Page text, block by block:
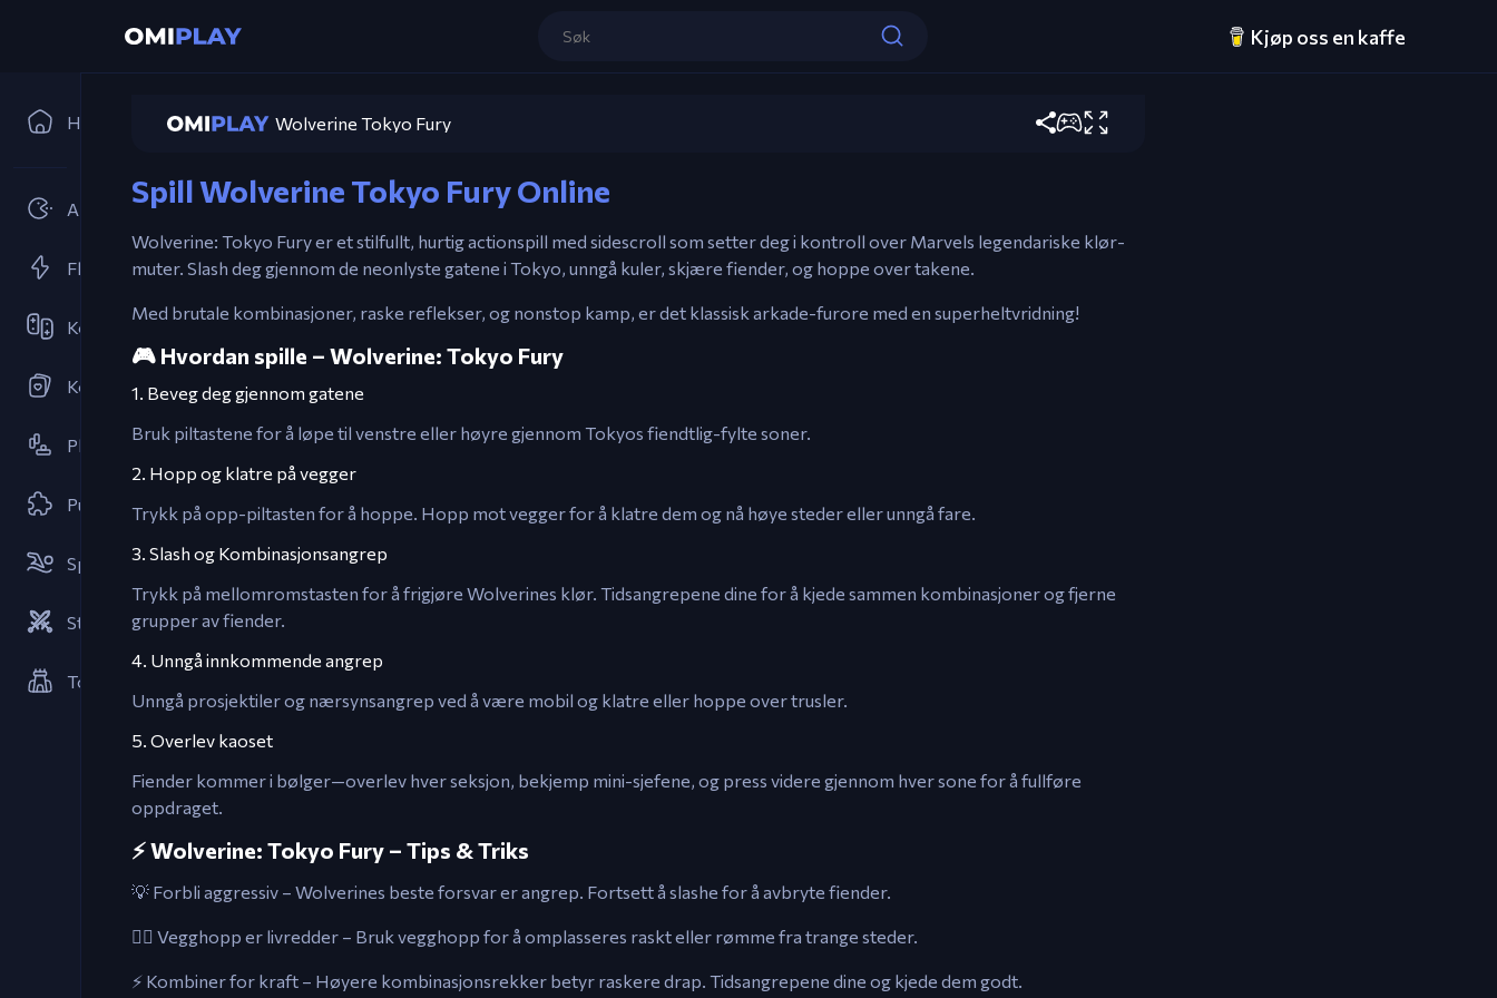
Kjøp oss en kaffe
Hjem
Arkader
Flash Spill
Kooperativ
Kortspill
Plattformspill
Puslespill
Sportspill
Strategier
Tower Defense-spill
Spill nå
Wolverine Tokyo Fury
Kontroller
Piltaster – Bevegelse
Spill Wolverine Tokyo Fury Online
Wolverine: Tokyo Fury er et stilfullt, hurtig actionspill med sidescroll som setter deg i kontroll over Marvels legendariske klør-
muter. Slash deg gjennom de neonlyste gatene i Tokyo, unngå kuler, skjære fiender, og hoppe over takene.
Med brutale kombinasjoner, raske reflekser, og nonstop kamp, er det klassisk arkade-furore med en superheltvridning!
🎮 Hvordan spille – Wolverine: Tokyo Fury
1. Beveg deg gjennom gatene
Bruk piltastene for å løpe til venstre eller høyre gjennom Tokyos fiendtlig-fylte soner.
2. Hopp og klatre på vegger
Trykk på opp-piltasten for å hoppe. Hopp mot vegger for å klatre dem og nå høye steder eller unngå fare.
3. Slash og Kombinasjonsangrep
Trykk på mellomromstasten for å frigjøre Wolverines klør. Tidsangrepene dine for å kjede sammen kombinasjoner og fjerne
grupper av fiender.
4. Unngå innkommende angrep
Unngå prosjektiler og nærsynsangrep ved å være mobil og klatre eller hoppe over trusler.
5. Overlev kaoset
Fiender kommer i bølger—overlev hver seksjon, bekjemp mini-sjefene, og press videre gjennom hver sone for å fullføre
oppdraget.
⚡ Wolverine: Tokyo Fury – Tips & Triks
💡 Forbli aggressiv – Wolverines beste forsvar er angrep. Fortsett å slashe for å avbryte fiender.
🏃‍♂️ Vegghopp er livredder – Bruk vegghopp for å omplasseres raskt eller rømme fra trange steder.
⚡ Kombiner for kraft – Høyere kombinasjonsrekker betyr raskere drap. Tidsangrepene dine og kjede dem godt.